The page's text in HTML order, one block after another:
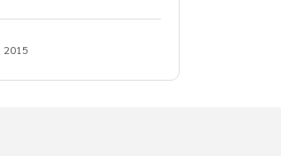
2015